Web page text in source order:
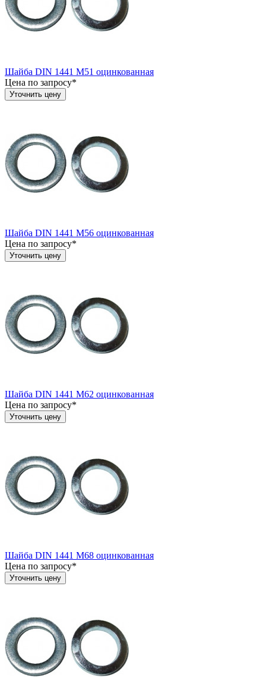
Шайба DIN 1441 М51 оцинкованная
Цена по запросу*
Уточнить цену
Шайба DIN 1441 М56 оцинкованная
Цена по запросу*
Уточнить цену
Шайба DIN 1441 М62 оцинкованная
Цена по запросу*
Уточнить цену
Шайба DIN 1441 М68 оцинкованная
Цена по запросу*
Уточнить цену